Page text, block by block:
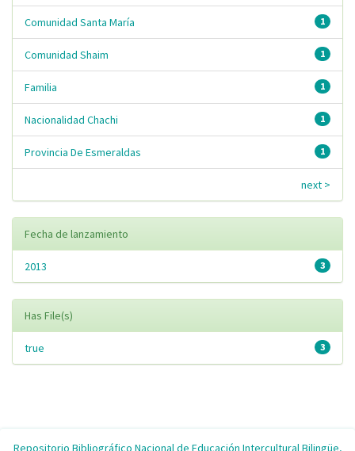
1
Comunidad Santa María
1
Comunidad Shaim
1
Familia
1
Nacionalidad Chachi
1
Provincia De Esmeraldas
next >
Fecha de lanzamiento
3
2013
Has File(s)
3
true
Repositorio Bibliográfico Nacional de Educación Intercultural Bilingüe,